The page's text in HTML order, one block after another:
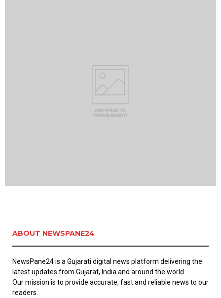
ABOUT NEWSPANE24
NewsPane24 is a Gujarati digital news platform delivering the
latest updates from Gujarat, India and around the world.
Our mission is to provide accurate, fast and reliable news to our
readers.